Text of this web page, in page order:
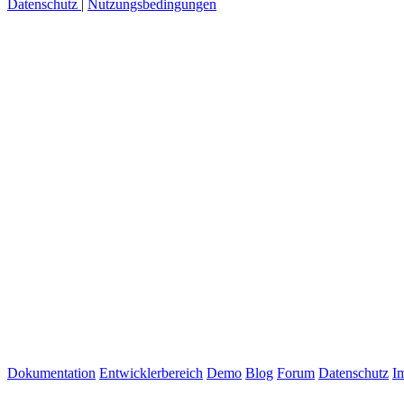
Datenschutz | Nutzungsbedingungen
Dokumentation Entwicklerbereich Demo Blog Forum Datenschutz